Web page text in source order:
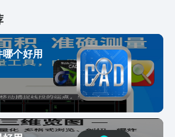
、微信的DWG图纸文件，一键打开，
便快捷。4.CAD标注：支持对图纸进行
注，提供箭头、引线标注、云线、直
、图片、音频、文字、圆形等不同类型
标注，支持线条文字颜色选择，让标注
加清晰明了，沟通更便利。【CAD制
】1.CAD制图：手机上也能实现CAD制
图，提供直线、多段线、云线、矩形、圆
等不同的绘图线形。2.正交矩形墙面绘
：提供正交直线、正交矩形的墙面绘
个好用